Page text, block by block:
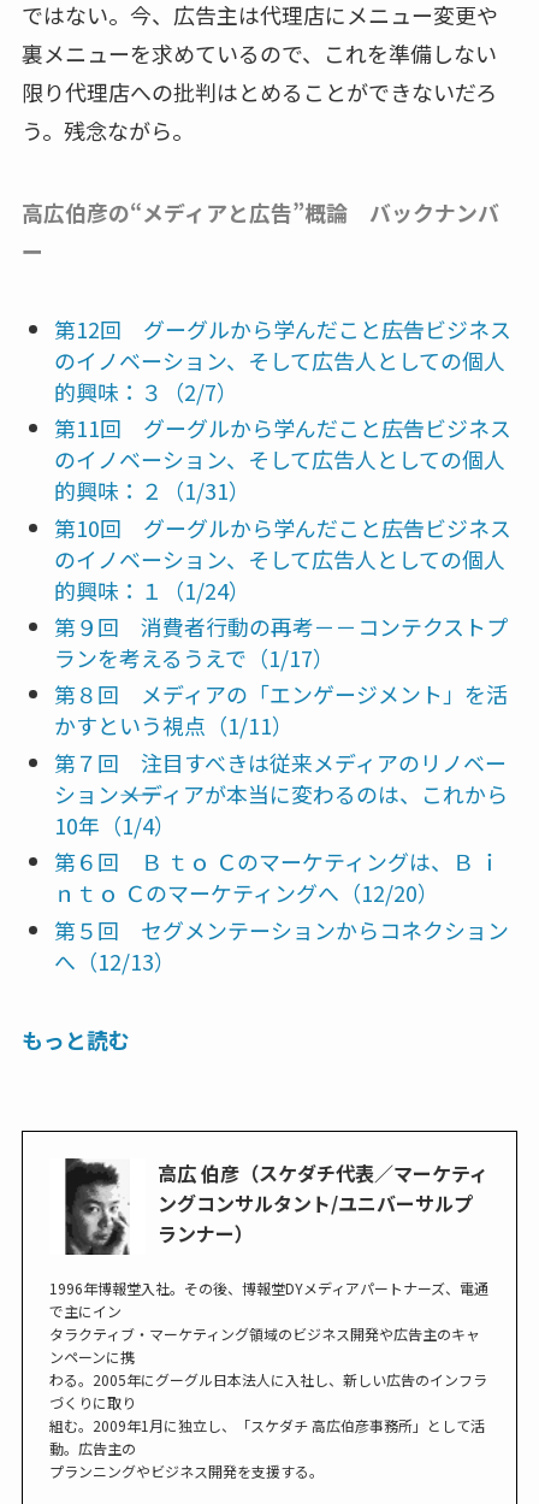
ではない。今、広告主は代理店にメニュー変更や
裏メニューを求めているので、これを準備しない
限り代理店への批判はとめることができないだろ
う。残念ながら。
高広伯彦の“メディアと広告”概論 バックナンバ
ー
第12回 グーグルから学んだこと――広告ビジネス
のイノベーション、そして広告人としての個人
的興味：３（2/7）
第11回 グーグルから学んだこと――広告ビジネス
のイノベーション、そして広告人としての個人
的興味：２（1/31）
第10回 グーグルから学んだこと――広告ビジネス
のイノベーション、そして広告人としての個人
的興味：１（1/24）
第９回 消費者行動の再考－－コンテクストプ
ランを考えるうえで（1/17）
第８回 メディアの「エンゲージメント」を活
かすという視点（1/11）
第７回 注目すべきは従来メディアのリノベー
ション――メディアが本当に変わるのは、これから
10年（1/4）
第６回 Ｂ ｔｏ Ｃのマーケティングは、Ｂ ｉ
ｎｔｏ Ｃのマーケティングへ（12/20）
第５回 セグメンテーションからコネクション
へ（12/13）
もっと読む
高広 伯彦（スケダチ代表／マーケティ
ングコンサルタント/ユニバーサルプ
ランナー）
1996年博報堂入社。その後、博報堂DYメディアパートナーズ、電通
で主にイン
タラクティブ・マーケティング領域のビジネス開発や広告主のキャ
ンペーンに携
わる。2005年にグーグル日本法人に入社し、新しい広告のインフラ
づくりに取り
組む。2009年1月に独立し、「スケダチ 高広伯彦事務所」として活
動。広告主の
プランニングやビジネス開発を支援する。